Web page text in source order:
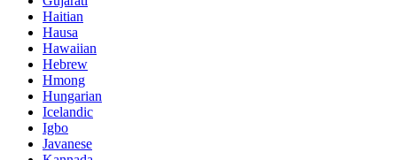
Haitian
Hausa
Hawaiian
Hebrew
Hmong
Hungarian
Icelandic
Igbo
Javanese